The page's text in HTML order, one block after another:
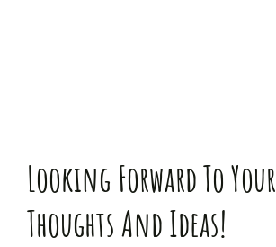
Looking Forward To Your
Thoughts And Ideas!